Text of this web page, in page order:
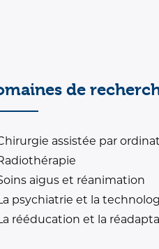
de
assistée par
aigus et réanimation
psychiatrie et la
rééducation et la